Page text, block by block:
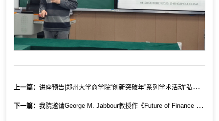
上一篇：讲座预告|郑州大学商学院“创新突破年”系列学术活动“弘道立德 经世济民”系列学术报告2025年第15期（总第56期）：《Quality improvement: from autos and chips to nano and bio》
下一篇：我院邀请George M. Jabbour教授作《Future of Finance and Financial Markets》专题讲座